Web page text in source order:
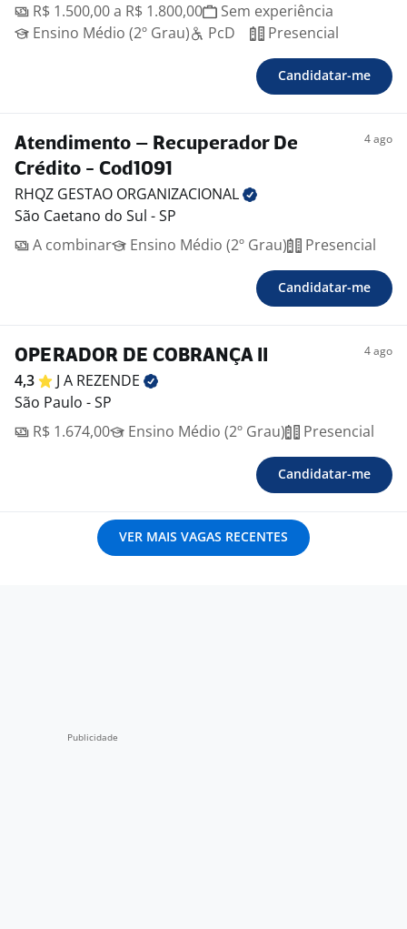
R$ 1.500,00 a R$ 1.800,00
Sem experiência
Ensino Médio (2º Grau)
PcD Presencial
Candidatar-me
Atendimento – Recuperador De
Crédito - Cod1091
4 ago
RHQZ GESTAO ORGANIZACIONAL
São Caetano do Sul - SP
A combinar
Ensino Médio (2º Grau) Presencial
Candidatar-me
OPERADOR DE COBRANÇA II 4 ago
4,3 J A REZENDE
São Paulo - SP
R$ 1.674,00
Ensino Médio (2º Grau) Presencial
Candidatar-me
VER MAIS VAGAS RECENTES